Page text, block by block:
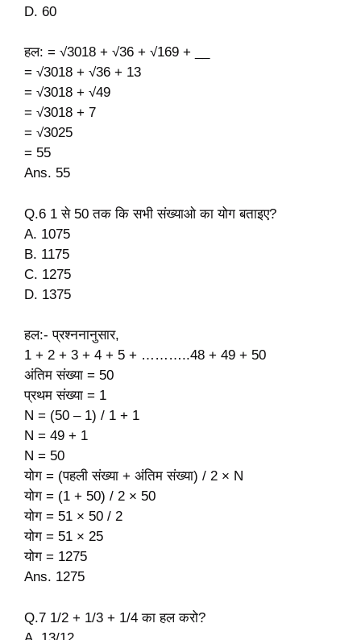
D. 60
हल: = √3018 + √36 + √169 + __
= √3018 + √36 + 13
= √3018 + √49
= √3018 + 7
= √3025
= 55
Ans. 55
Q.6 1 से 50 तक कि सभी संख्याओ का योग बताइए?
A. 1075
B. 1175
C. 1275
D. 1375
हल:- प्रश्ननानुसार,
1 + 2 + 3 + 4 + 5 + ………..48 + 49 + 50
अंतिम संख्या = 50
प्रथम संख्या = 1
N = (50 – 1) / 1 + 1
N = 49 + 1
N = 50
योग = (पहली संख्या + अंतिम संख्या) / 2 × N
योग = (1 + 50) / 2 × 50
योग = 51 × 50 / 2
योग = 51 × 25
योग = 1275
Ans. 1275
Q.7 1/2 + 1/3 + 1/4 का हल करो?